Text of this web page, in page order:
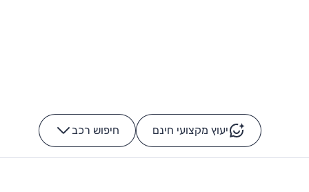
יעוץ מקצועי חינם חיפוש רכב -